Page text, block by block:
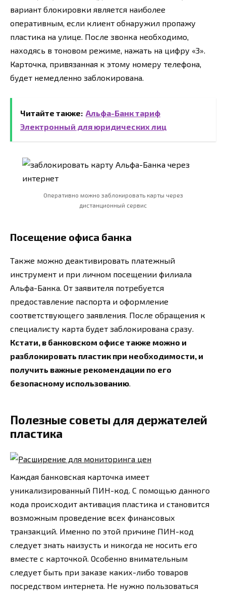
вариант блокировки является наиболее
оперативным, если клиент обнаружил пропажу
пластика на улице. После звонка необходимо,
находясь в тоновом режиме, нажать на цифру «3».
Карточка, привязанная к этому номеру телефона,
будет немедленно заблокирована.
Читайте также: Альфа-Банк тариф
Электронный для юридических лиц
Оперативно можно заблокировать карты через
дистанционный сервис
Посещение офиса банка
Также можно деактивировать платежный
инструмент и при личном посещении филиала
Альфа-Банка. От заявителя потребуется
предоставление паспорта и оформление
соответствующего заявления. После обращения к
специалисту карта будет заблокирована сразу.
Кстати, в банковском офисе также можно и
разблокировать пластик при необходимости, и
получить важные рекомендации по его
безопасному использованию
Полезные советы для держателей
пластика
Каждая банковская карточка имеет
уникализированный ПИН-код. С помощью данного
кода происходит активация пластика и становится
возможным проведение всех финансовых
транзакций. Именно по этой причине ПИН-код
следует знать наизусть и никогда не носить его
вместе с карточкой. Особенно внимательным
следует быть при заказе каких-либо товаров
посредством интернета. Не нужно пользоваться